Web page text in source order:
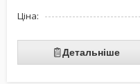
Ціна:
Детальніше